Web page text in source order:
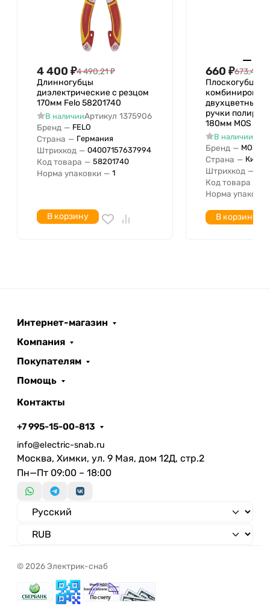
4 400 ₽4 490,21₽
Длинногубцы
диэлектрические с резцом
170мм Felo 58201740
В наличииАртикул 1375906
Бренд — FELO
Страна — Германия
Штрихкод — 04007157637994
Код товара — 58201740
Норма упаковки — 1
В корзину
660 ₽673,44
Плоскогубцы
двухцветные
ручки
180мм MOS
В наличии
Бренд — MOS
Страна — Китай
Штрихкод —
Код товара
Норма упаковки
В корзину
Интернет-магазин
Компания
Покупателям
Помощь
Контакты
+7 995-15-00-813
info@electric-snab.ru
Москва, Химки, ул. 9 Мая, дом 12Д, стр.2
Пн—Пт 09:00 – 18:00
© 2026 Электрик-снаб